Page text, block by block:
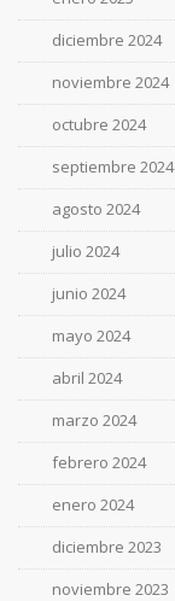
diciembre 2024
noviembre 2024
octubre 2024
septiembre 2024
agosto 2024
julio 2024
junio 2024
mayo 2024
abril 2024
marzo 2024
febrero 2024
enero 2024
diciembre 2023
noviembre 2023